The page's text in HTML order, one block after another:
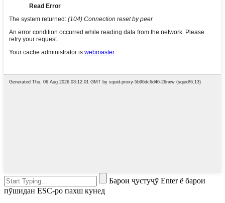
Барои ҷустуҷӯ Enter ё барои
пӯшидан ESC-ро пахш кунед